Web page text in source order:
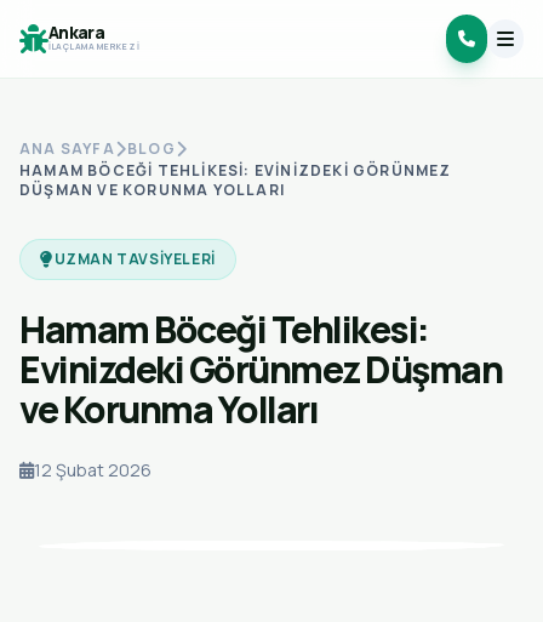
Ankara
İLAÇLAMA MERKEZI
ANA SAYFA
BLOG
HAMAM BÖCEĞI TEHLIKESI: EVINIZDEKI GÖRÜNMEZ
DÜŞMAN VE KORUNMA YOLLARI
UZMAN TAVSIYELERI
Hamam Böceği Tehlikesi:
Evinizdeki Görünmez Düşman
ve Korunma Yolları
12 Şubat 2026